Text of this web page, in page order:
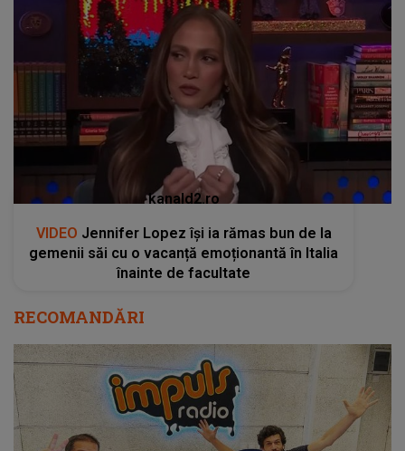
kanald2.ro
VIDEO Jennifer Lopez își ia rămas bun de la
gemenii săi cu o vacanță emoționantă în Italia
înainte de facultate
RECOMANDĂRI